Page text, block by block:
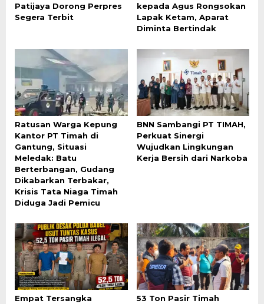
Patijaya Dorong Perpres
Segera Terbit
kepada Agus Rongsokan
Lapak Ketam, Aparat
Diminta Bertindak
Ratusan Warga Kepung
Kantor PT Timah di
Gantung, Situasi
Meledak: Batu
Berterbangan, Gudang
Dikabarkan Terbakar,
Krisis Tata Niaga Timah
Diduga Jadi Pemicu
BNN Sambangi PT TIMAH,
Perkuat Sinergi
Wujudkan Lingkungan
Kerja Bersih dari Narkoba
Empat Tersangka
53 Ton Pasir Timah